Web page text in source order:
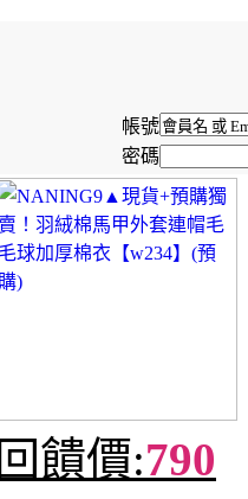
帳號
密碼
回饋價:790